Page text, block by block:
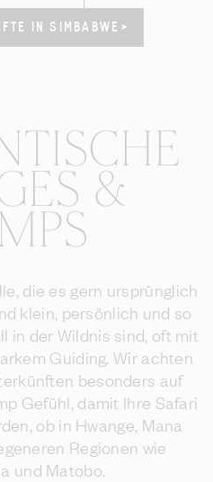
IN SIMBABWE
IN SIMBABWE
&
die es gern ursprünglich
klein, persönlich und so
in der Wildnis sind, oft mit
Guiding. Wir achten
besonders auf
Gefühl, damit Ihre Safari
ob in Hwange, Mana
Regionen wie
und Matobo.